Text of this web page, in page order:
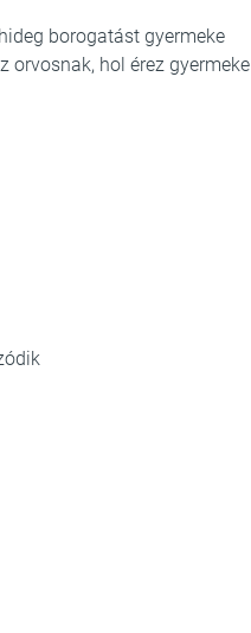
borogatást gyermeke
orvosnak, hol érez gyermeke